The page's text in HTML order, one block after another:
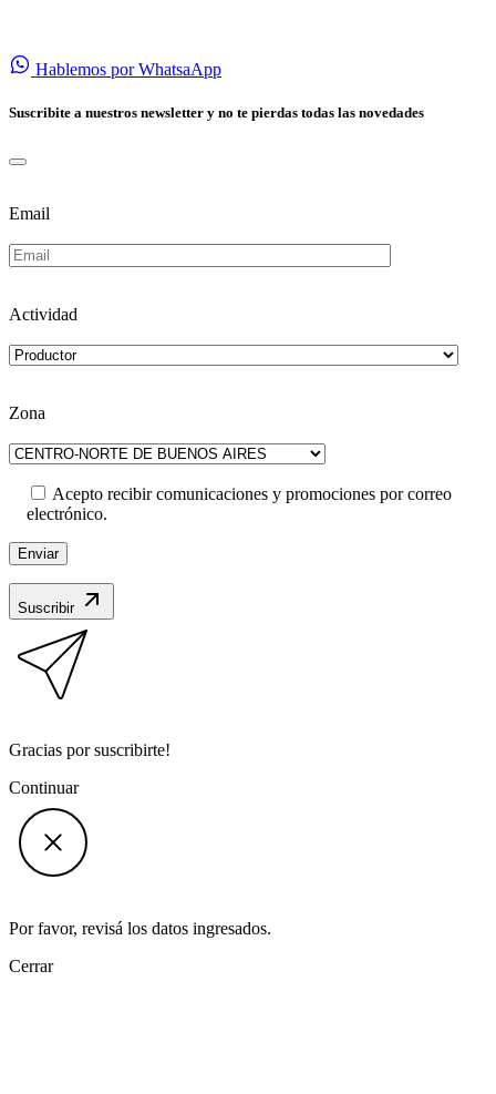
Hablemos por WhatsaApp
Suscribite a nuestros newsletter y no te pierdas todas las novedades
Email
Actividad
Zona
Acepto recibir comunicaciones y promociones por correo
electrónico.
Suscribir
Gracias por suscribirte!
Continuar
Por favor, revisá los datos ingresados.
Cerrar